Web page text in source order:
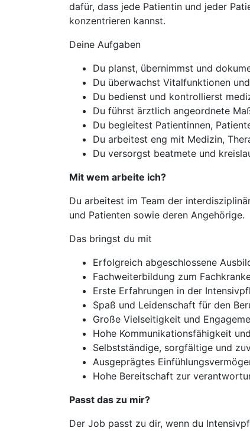
dafür, dass jede Patientin und jeder
konzentrieren kannst.
Deine Aufgaben
Du planst, übernimmst und
Du überwachst Vitalfunktionen
Du bedienst und kontrollierst
Du führst ärztlich angeordnete
Du begleitest Patientinnen,
Du arbeitest eng mit Medizin,
Du versorgst beatmete und
Mit wem arbeite ich?
Du arbeitest im Team der
und Patienten sowie deren Angehörige.
Das bringst du mit
Erfolgreich abgeschlossene
Fachweiterbildung zum
Erste Erfahrungen in der
Spaß und Leidenschaft für den
Große Vielseitigkeit und
Hohe Kommunikationsfähigkeit
Selbstständige, sorgfältige und
Ausgeprägtes
Hohe Bereitschaft zur
Passt das zu mir?
Der Job passt zu dir, wenn du